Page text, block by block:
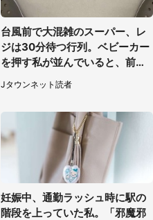
台風前で大混雑のスーパー、レ
ジは30分待つ行列。ベビーカー
を押す私が並んでいると、前の
Jタウンネット読者
妊娠中、通勤ラッシュ時に駅の
階段を上っていた私。「邪魔邪